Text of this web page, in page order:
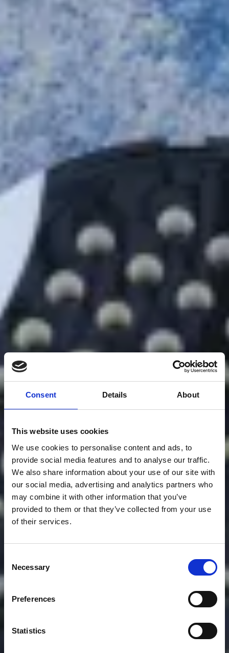
Consent Details About
This website uses cookies
We use cookies to personalise content and ads, to
provide social media features and to analyse our traffic.
We also share information about your use of our site with
our social media, advertising and analytics partners who
may combine it with other information that you’ve
provided to them or that they’ve collected from your use
of their services.
Selection
Necessary
Preferences
Statistics